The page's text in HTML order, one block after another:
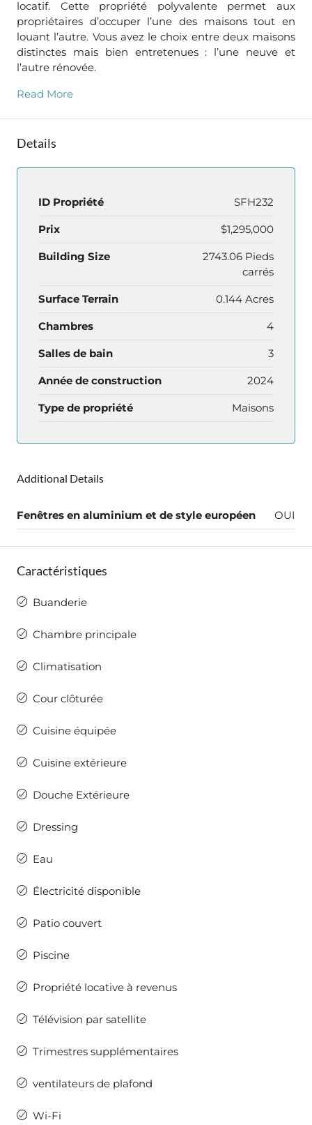
locatif. Cette propriété polyvalente permet aux
propriétaires d’occuper l’une des maisons tout en
louant l’autre. Vous avez le choix entre deux maisons
distinctes mais bien entretenues : l’une neuve et
l’autre rénovée.
Read More
Details
ID Propriété SFH232
Prix $1,295,000
Building Size
2743.06 Pieds
carrés
Surface Terrain 0.144 Acres
Chambres 4
Salles de bain 3
Année de construction 2024
Type de propriété Maisons
Additional Details
Fenêtres en aluminium et de style européen OUI
Caractéristiques
Buanderie
Chambre principale
Climatisation
Cour clôturée
Cuisine équipée
Cuisine extérieure
Douche Extérieure
Dressing
Eau
Électricité disponible
Patio couvert
Piscine
Propriété locative à revenus
Télévision par satellite
Trimestres supplémentaires
ventilateurs de plafond
Wi-Fi